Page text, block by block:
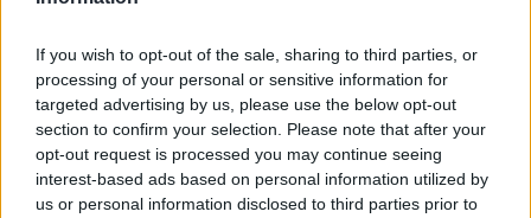
If you wish to opt-out of the sale, sharing to third parties, or
processing of your personal or sensitive information for
targeted advertising by us, please use the below opt-out
section to confirm your selection. Please note that after your
opt-out request is processed you may continue seeing
interest-based ads based on personal information utilized by
us or personal information disclosed to third parties prior to
▼
▼
41. Punchliners 227 pkt
11
▲
42. Blaze Pro